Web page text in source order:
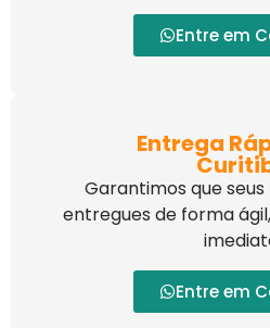
Entre em
Entrega
Garantimos que
entregues de forma
Entre em